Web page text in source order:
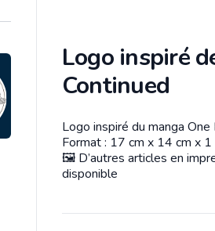
Logo inspiré
Continued
Description
Logo inspiré du manga
Format : 17 cm x 14 cm x 1
🖼️ D’autres articles en
disponible